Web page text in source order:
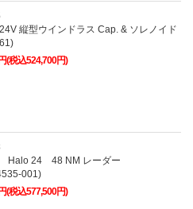
縦型ウインドラス Cap. & ソレノイド
(税込524,700円)
Halo 24 48 NM レーダー
001)
(税込577,500円)